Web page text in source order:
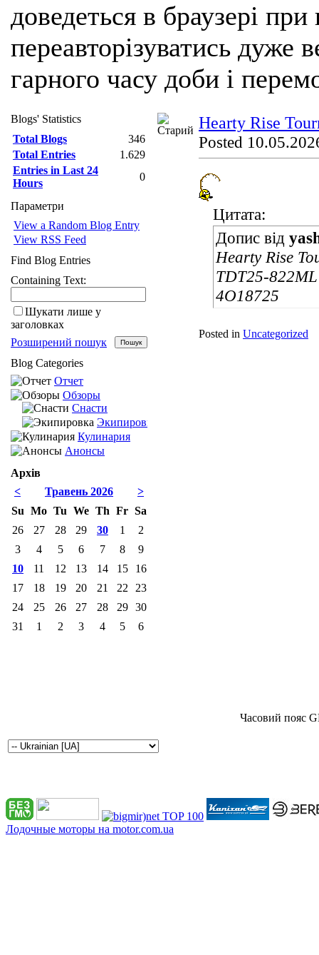
доведеться в браузері
переавторізуватись
гарного часу доби і
Hearty Rise
Posted
Цитата:
Допис від
Hearty Rise
TDT25-
4O18725
Posted in Uncategorized
Blogs' Statistics
Total Blogs
346
Total Entries
1.629
Entries in Last 24
Hours
0
Параметри
View a Random Blog Entry
View RSS Feed
Find Blog Entries
Containing Text:
Шукати лише у
заголовках
Розширений пошук
Blog Categories
Отчет
Обзоры
Снасти
Экипировка
Кулинария
Анонсы
Архів
<
>
Травень 2026
Su Mo Tu We Th Fr Sa
26
27 28 29 30 1
2
3
4 5 6 7 8
9
10
11 12 13 14 15
16
17
18 19 20 21 22
23
24
25 26 27 28 29
30
31
1 2 3 4 5 6
Часовий пояс
Лодочные моторы на motor.com.ua